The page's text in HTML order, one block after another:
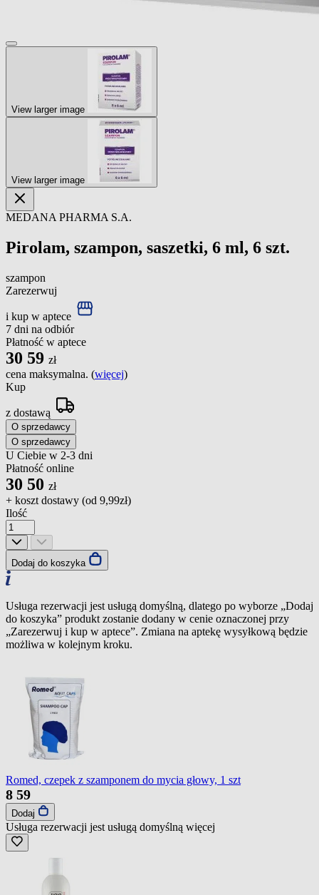
View larger image
View larger image
MEDANA PHARMA S.A.
Pirolam, szampon, saszetki, 6 ml, 6 szt.
szampon
Zarezerwuj
i kup w aptece
7 dni na odbiór
Płatność w aptece
30 59 zł
cena maksymalna. (więcej)
Kup
z dostawą
O sprzedawcy
O sprzedawcy
U Ciebie w 2-3 dni
Płatność online
30 50 zł
+ koszt dostawy (od 9,99zł)
Ilość
Dodaj do koszyka
Usługa rezerwacji jest usługą domyślną, dlatego po wyborze „Dodaj
do koszyka” produkt zostanie dodany w cenie oznaczonej przy
„Zarezerwuj i kup w aptece”. Zmiana na aptekę wysyłkową będzie
możliwa w kolejnym kroku.
Romed, czepek z szamponem do mycia głowy, 1 szt
8 59
Dodaj
Usługa rezerwacji jest usługą domyślną więcej